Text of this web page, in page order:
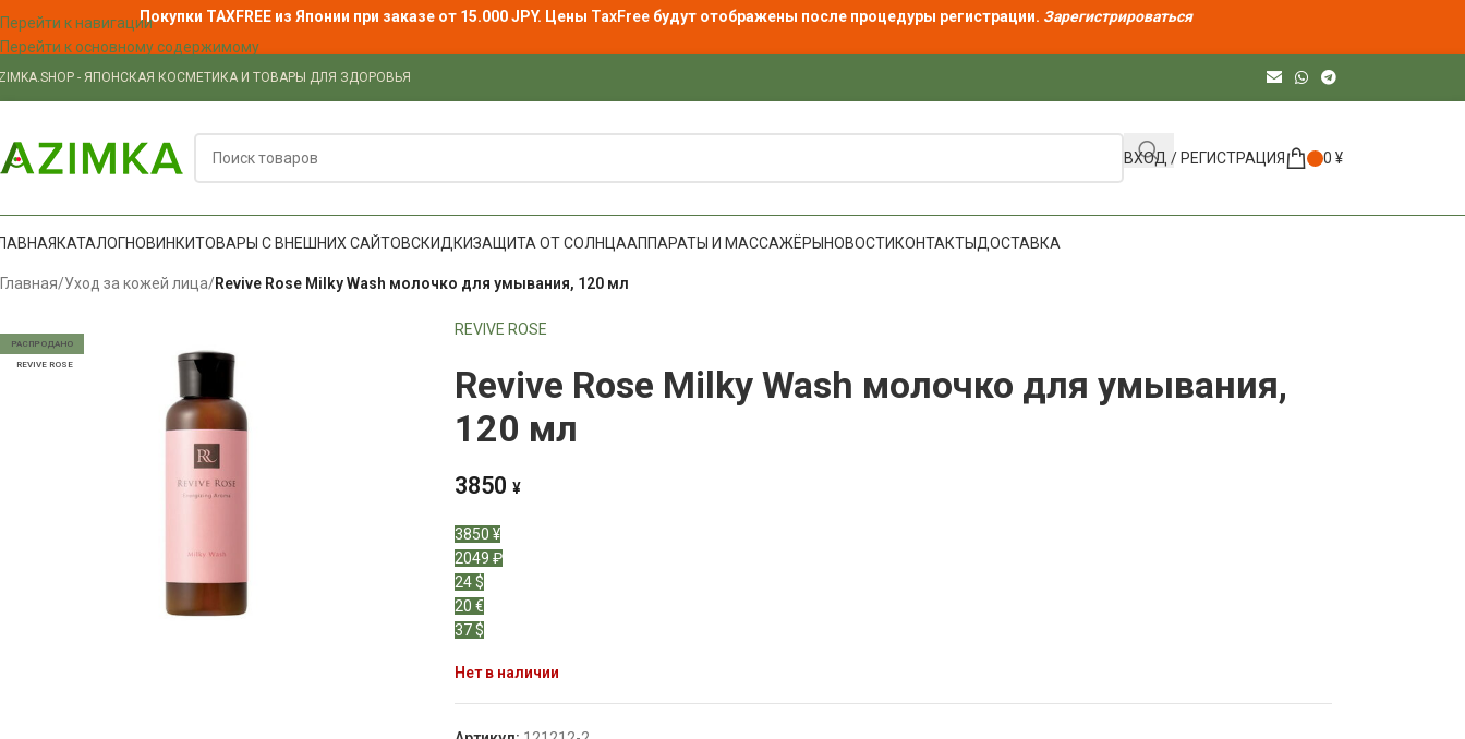
Перейти к навигации
Перейти к основному содержимому
Покупки TAXFREE из Японии при заказе от 15.000 JPY. Цены TaxFree будут отображены после процедуры регистрации. Зарегистрироваться
- ЯПОНСКАЯ КОСМЕТИКА И ТОВАРЫ ДЛЯ ЗДОРОВЬЯ
ВХОД / РЕГИСТРАЦИЯ 0 ¥
КАТАЛОГНОВИНКИТОВАРЫ С ВНЕШНИХ САЙТОВСКИДКИЗАЩИТА ОТ СОЛНЦААППАРАТЫ И МАССАЖЁРЫНОВОСТИКОНТАКТЫДОСТАВКА
Главная/Уход за кожей лица/Revive Rose Milky Wash молочко для умывания, 120 мл
РАСПРОДАНО
REVIVE ROSE
REVIVE ROSE
Revive Rose Milky Wash молочко для умывания,
120 мл
3850¥
3850 ¥
2049 ₽
24 $
20 €
37 $
Нет в наличии